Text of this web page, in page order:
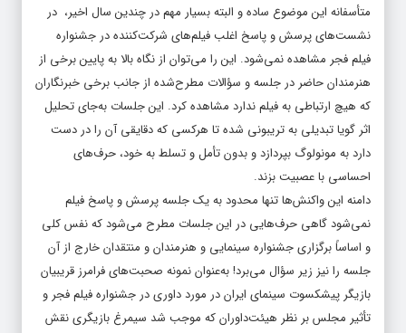
متأسفانه این موضوع ساده و البته بسیار مهم در چندین سال اخیر، در
نشست‌های پرسش و پاسخ اغلب فیلم‌های شرکت‌کننده در جشنواره
فیلم فجر مشاهده نمی‌شود. این را می‌توان از نگاه بالا به پایین برخی از
هنرمندان حاضر در جلسه و سؤالات مطرح‌شده از جانب برخی خبرنگاران
که هیچ ارتباطی به فیلم ندارد مشاهده کرد. این جلسات به‌جای تحلیل
اثر گویا تبدیلی به تریبونی شده تا هرکسی که دقایقی آن را در دست
دارد به مونولوگ بپردازد و بدون تأمل و تسلط به خود، حرف‌های
احساسی با عصبیت بزند.
دامنه این واکنش‌ها تنها محدود به یک جلسه پرسش و پاسخ فیلم
نمی‌شود گاهی حرف‌هایی در این جلسات مطرح می‌شود که نفس کلی
و اساساً برگزاری جشنواره سینمایی و هنرمندان و منتقدان خارج از آن
جلسه را نیز زیر سؤال می‌برد! به‌عنوان نمونه صحبت‌های فرامرز قریبیان
بازیگر پیشکسوت سینمای ایران در مورد داوری در جشنواره فیلم فجر و
تأثیر مجلس بر نظر هیئت‌داوران که موجب شد سیمرغ بازیگری نقش